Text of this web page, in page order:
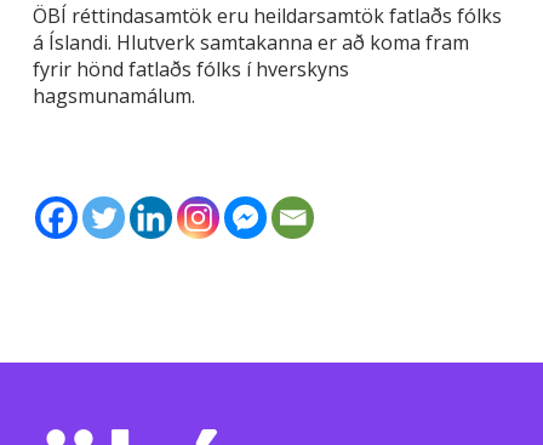
ÖBÍ réttindasamtök eru heildarsamtök fatlaðs fólks
á Íslandi. Hlutverk samtakanna er að koma fram
fyrir hönd fatlaðs fólks í hverskyns
hagsmunamálum.